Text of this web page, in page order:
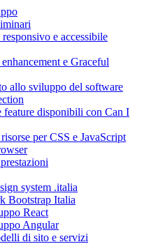
e accessibile
e Graceful
allo sviluppo del software
feature disponibili con Can I
per CSS e JavaScript
system .italia
Bootstrap Italia
React
Angular
di sito e servizi